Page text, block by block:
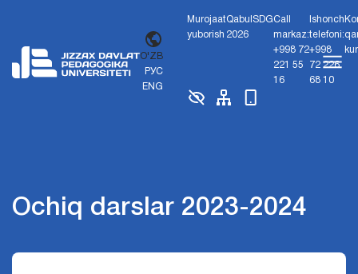
O'ZB
РУС
ENG
Murojaat
yuborish
Qabul
2026
SDGCall
markaz:
+998 72
221 55
16
Ishonch
telefoni:
+998
72 226
68 10
Ochiq darslar 2023-2024